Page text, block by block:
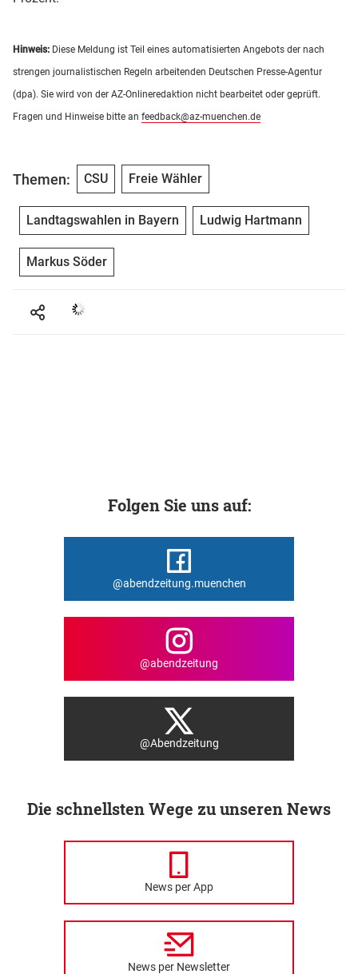
Hinweis: Diese Meldung ist Teil eines automatisierten Angebots der nach
strengen journalistischen Regeln arbeitenden Deutschen Presse-Agentur
(dpa). Sie wird von der AZ-Onlineredaktion nicht bearbeitet oder geprüft.
Fragen und Hinweise bitte an feedback@az-muenchen.de
Themen: CSU Freie Wähler
Landtagswahlen in Bayern Ludwig Hartmann
Markus Söder
Folgen Sie uns auf:
@abendzeitung.muenchen
@abendzeitung
@Abendzeitung
Die schnellsten Wege zu unseren News
News per App
News per Newsletter